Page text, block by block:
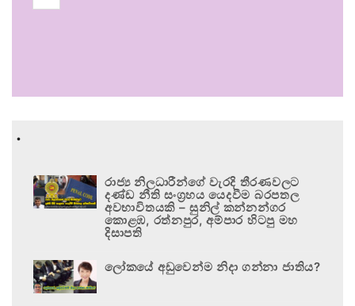
.
රාජ්‍ය නිලධාරීන්ගේ වැරදි තීරණවලට
දණ්ඩ නීති සංග්‍රහය යෙදවීම බරපතල
අවභාවිතයකි – සුනිල් කන්නන්ගර
කොළඹ, රත්නපුර, අම්පාර හිටපු මහ
දිසාපති
ලෝකයේ අඩුවෙන්ම නිදා ගන්නා ජාතිය?